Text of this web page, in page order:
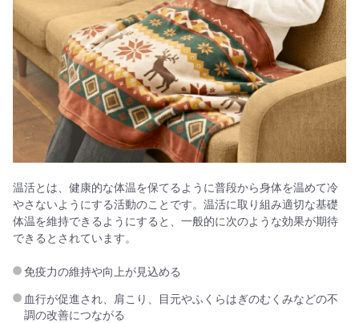
温活とは、健康的な体温を保てるように普段から身体を温めて冷
やさないようにする活動のことです。温活に取り組み適切な基礎
体温を維持できるようにすると、一般的に次のような効果が期待
できるとされています。
免疫力の維持や向上が見込める
血行が促進され、肩こり、目元やふくらはぎのむくみなどの不
調の改善につながる